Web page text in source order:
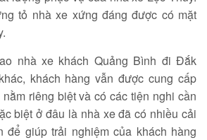
tỏ nhà xe xứng đáng được có mặt
nhà xe khách Quảng Bình đi Đắk
khách hàng vẫn được cung cấp
riêng biệt và có các tiện nghi cần
biệt ở đâu là nhà xe đã có nhiều cải
để giúp trải nghiệm của khách hàng